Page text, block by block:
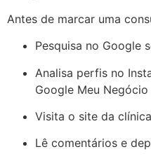
Antes de marcar uma
Pesquisa no Google
Analisa perfis no
Google Meu Negócio
Visita o site da clínica
Lê comentários e